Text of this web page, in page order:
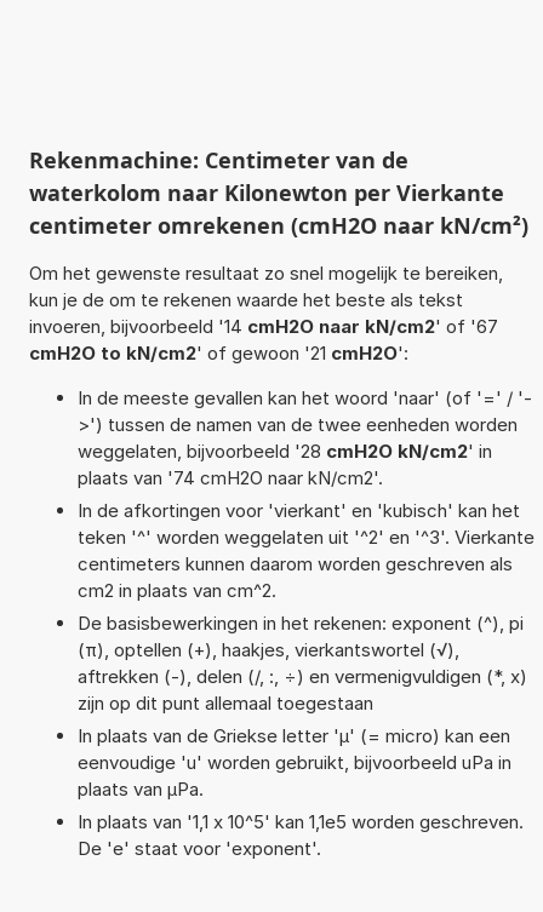
Rekenmachine: Centimeter van de
waterkolom naar Kilonewton per Vierkante
centimeter omrekenen (cmH2O naar kN/cm²)
Om het gewenste resultaat zo snel mogelijk te bereiken,
kun je de om te rekenen waarde het beste als tekst
invoeren, bijvoorbeeld '14 cmH2O naar kN/cm2' of '67
cmH2O to kN/cm2' of gewoon '21 cmH2O':
In de meeste gevallen kan het woord 'naar' (of '=' / '-
>') tussen de namen van de twee eenheden worden
weggelaten, bijvoorbeeld '28 cmH2O kN/cm2' in
plaats van '74 cmH2O naar kN/cm2'.
In de afkortingen voor 'vierkant' en 'kubisch' kan het
teken '^' worden weggelaten uit '^2' en '^3'. Vierkante
centimeters kunnen daarom worden geschreven als
cm2 in plaats van cm^2.
De basisbewerkingen in het rekenen: exponent (^), pi
(π), optellen (+), haakjes, vierkantswortel (√),
aftrekken (-), delen (/, :, ÷) en vermenigvuldigen (*, x)
zijn op dit punt allemaal toegestaan
In plaats van de Griekse letter 'µ' (= micro) kan een
eenvoudige 'u' worden gebruikt, bijvoorbeeld uPa in
plaats van µPa.
In plaats van '1,1 x 10^5' kan 1,1e5 worden geschreven.
De 'e' staat voor 'exponent'.